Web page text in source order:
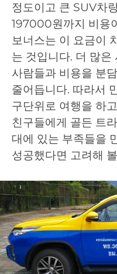
정도이고 큰 SUV차
197000원까지 비용
보너스는 이 요금이
는 것입니다. 더 많은
사람들과 비용을 분
줄어듭니다. 따라서
구단위로 여행을 하
친구들에게 골든 트
대에 있는 부족들을
성공했다면 고려해